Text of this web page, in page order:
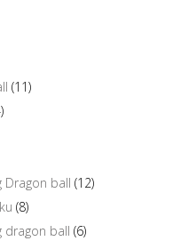
(11)
Dragon ball (12)
(8)
dragon ball (6)